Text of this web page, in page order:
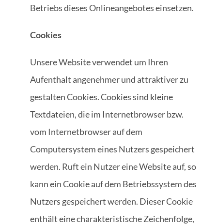
Betriebs dieses Onlineangebotes einsetzen.
Cookies
Unsere Website verwendet um Ihren
Aufenthalt angenehmer und attraktiver zu
gestalten Cookies. Cookies sind kleine
Textdateien, die im Internetbrowser bzw.
vom Internetbrowser auf dem
Computersystem eines Nutzers gespeichert
werden. Ruft ein Nutzer eine Website auf, so
kann ein Cookie auf dem Betriebssystem des
Nutzers gespeichert werden. Dieser Cookie
enthält eine charakteristische Zeichenfolge,